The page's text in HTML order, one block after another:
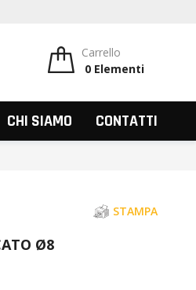
Carrello
0 Elementi
CHI SIAMO CONTATTI
STAMPA
Ø8